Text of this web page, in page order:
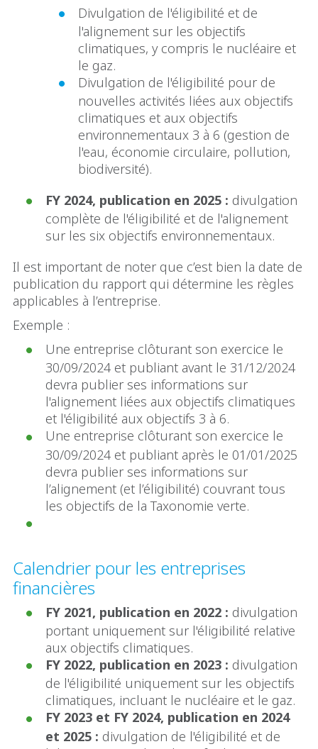
Divulgation de l'éligibilité et de
l'alignement sur les objectifs
climatiques, y compris le nucléaire et
le gaz.
Divulgation de l'éligibilité pour de
nouvelles activités liées aux objectifs
climatiques et aux objectifs
environnementaux 3 à 6 (gestion de
l'eau, économie circulaire, pollution,
biodiversité).
FY 2024, publication en 2025 : divulgation
complète de l'éligibilité et de l'alignement
sur les six objectifs environnementaux.
Il est important de noter que c’est bien la date de
publication du rapport qui détermine les règles
applicables à l’entreprise.
Exemple :
Une entreprise clôturant son exercice le
30/09/2024 et publiant avant le 31/12/2024
devra publier ses informations sur
l'alignement liées aux objectifs climatiques
et l'éligibilité aux objectifs 3 à 6.
Une entreprise clôturant son exercice le
30/09/2024 et publiant après le 01/01/2025
devra publier ses informations sur
l’alignement (et l’éligibilité) couvrant tous
les objectifs de la Taxonomie verte.
Calendrier pour les entreprises
financières
FY 2021, publication en 2022 : divulgation
portant uniquement sur l'éligibilité relative
aux objectifs climatiques.
FY 2022, publication en 2023 : divulgation
de l'éligibilité uniquement sur les objectifs
climatiques, incluant le nucléaire et le gaz.
FY 2023 et FY 2024, publication en 2024
et 2025 : divulgation de l'éligibilité et de